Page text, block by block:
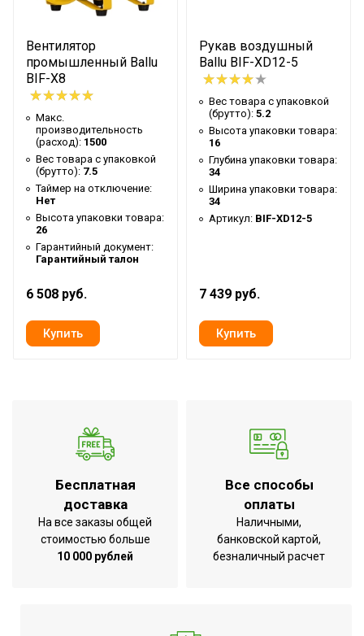
Бренд
Высота товара
30
Глубина товара
Срок службы
5 лет
Ширина товара
Вес товара (нетто)
5.3
Внутренний диаметр
300
Количество метров в
упаковке
Страна производства
Вентилятор
промышленный Ballu
BIF-X8
Макс.
производительность
(расход): 1500
Вес товара с упаковкой
(брутто): 7.5
Таймер на отключение:
Нет
Высота упаковки товара:
26
Гарантийный документ:
Гарантийный талон
6 508 руб.
Рукав воздушный
Ballu BIF-XD12-5
Вес товара с упаковкой
(брутто): 5.2
Высота упаковки товара:
16
Глубина упаковки товара:
34
Ширина упаковки товара:
34
Артикул: BIF-XD12-5
7 439 руб.
Бесплатная
доставка
На все заказы общей
стоимостью больше
10 000 рублей
Все способы
оплаты
Наличными,
банковской картой,
безналичный расчет